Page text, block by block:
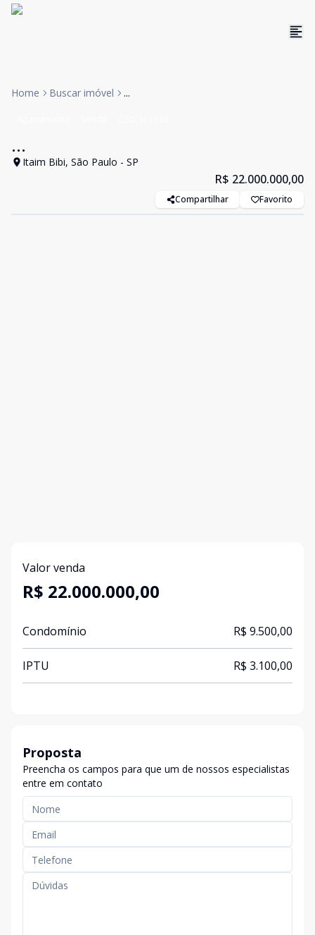
Home Buscar imóvel ...
...
Itaim Bibi, São Paulo - SP
R$ 22.000.000,00
Compartilhar Favorito
Valor venda
R$ 22.000.000,00
Condomínio R$ 9.500,00
IPTU R$ 3.100,00
Proposta
Preencha os campos para que um de nossos especialistas
entre em contato